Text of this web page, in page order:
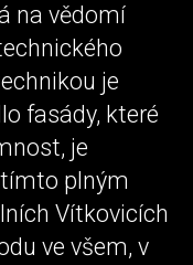
na vědomí
je
fasády, které
je
plným
Vítkovicích
ve všem, v